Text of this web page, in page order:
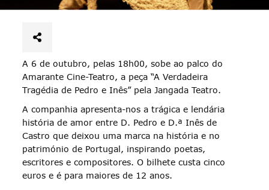
A 6 de outubro, pelas 18h00, sobe ao palco do
Amarante Cine-Teatro, a peça “A Verdadeira
Tragédia de Pedro e Inês” pela Jangada Teatro.
A companhia apresenta-nos a trágica e lendária
história de amor entre D. Pedro e D.ª Inês de
Castro que deixou uma marca na história e no
património de Portugal, inspirando poetas,
escritores e compositores. O bilhete custa cinco
euros e é para maiores de 12 anos.